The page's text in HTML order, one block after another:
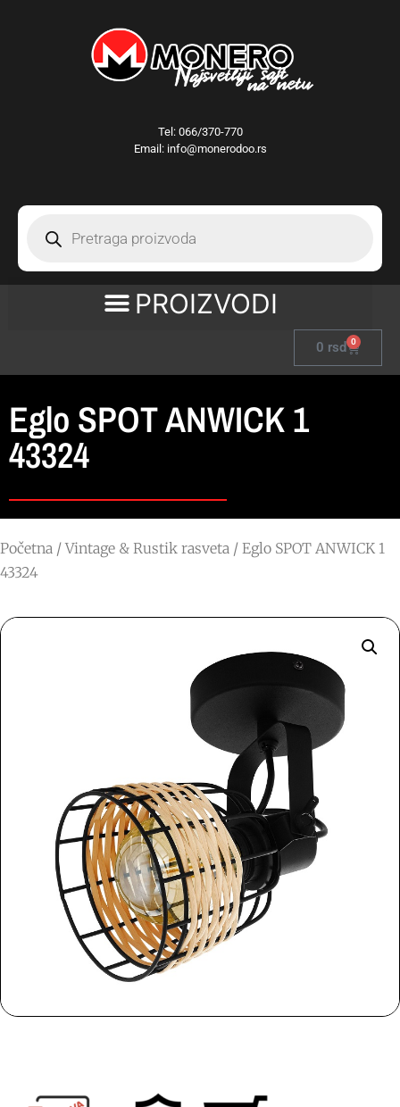
Tel: 066/370-770
Email: info@monerodoo.rs
0 rsd 0
Eglo SPOT ANWICK 1
43324
Početna /Vintage & Rustik rasveta / Eglo SPOT ANWICK 1
43324